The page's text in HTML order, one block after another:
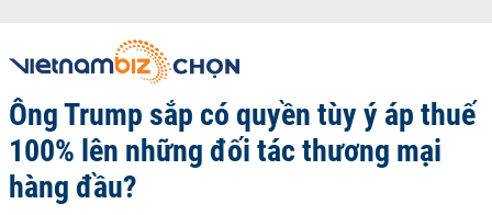
Ông Trump sắp có quyền tùy ý áp thuế
100% lên những đối tác thương mại
hàng đầu?